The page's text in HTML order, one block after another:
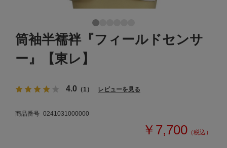
筒袖半襦袢『フィールドセンサ
ー』【東レ】
4.0 （1） レビューを見る
商品番号 0241031000000
￥7,700 （税込）